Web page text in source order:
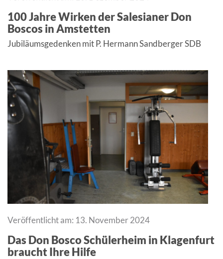
100 Jahre Wirken der Salesianer Don
Boscos in Amstetten
Jubiläumsgedenken mit P. Hermann Sandberger SDB
Veröffentlicht am: 13. November 2024
Das Don Bosco Schülerheim in Klagenfurt
braucht Ihre Hilfe